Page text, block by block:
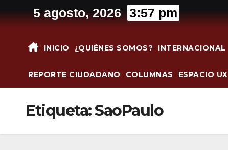
al
5 agosto, 2026 3:57 pm
INICIO ¿QUIÉNES SOMOS? INTERNACIONAL
REPORTE CIUDADANO COLUMNAS ESPACIO UX
Etiqueta:SaoPaulo